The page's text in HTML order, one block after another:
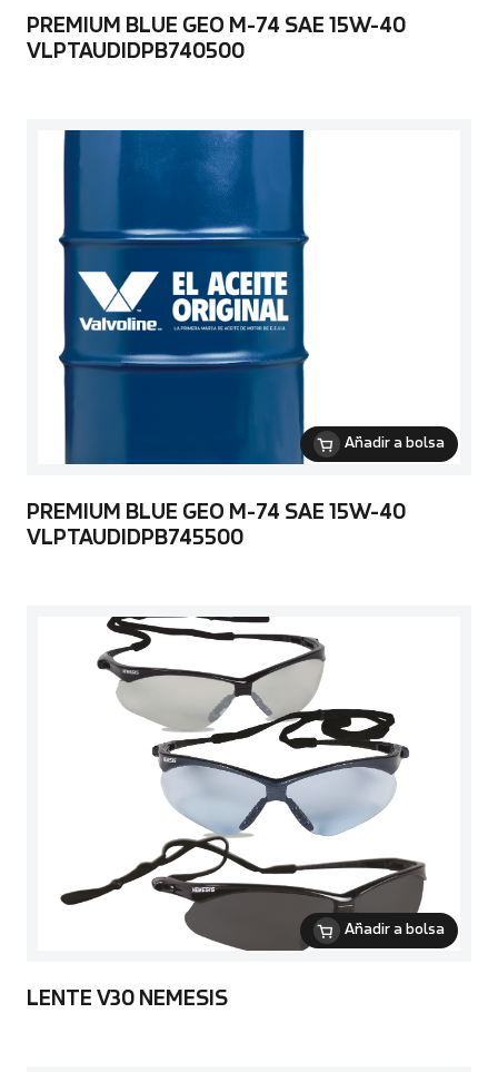
PREMIUM BLUE GEO M-74 SAE 15W-40
VLPTAUDIDPB740500
Añadir a bolsa
PREMIUM BLUE GEO M-74 SAE 15W-40
VLPTAUDIDPB745500
Añadir a bolsa
LENTE V30 NEMESIS